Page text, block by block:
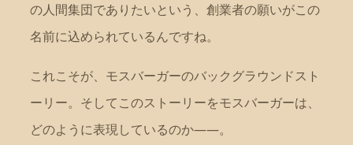
の人間集団でありたいという、創業者の願いがこの
名前に込められているんですね。
これこそが、モスバーガーのバックグラウンドスト
ーリー。そしてこのストーリーをモスバーガーは、
どのように表現しているのか——。